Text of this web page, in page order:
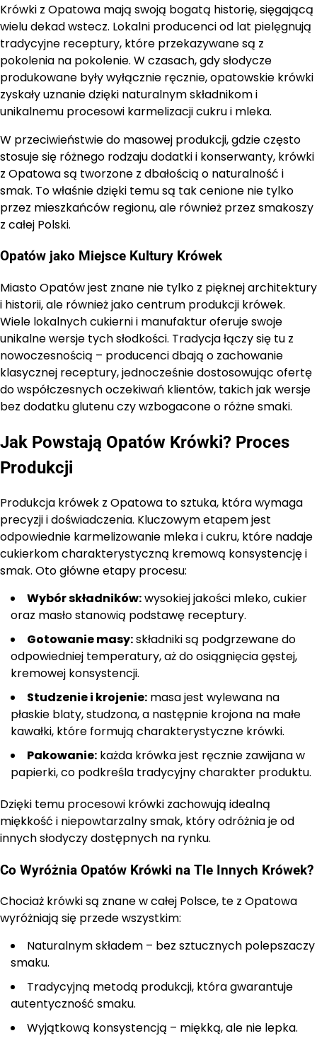
Krówki z Opatowa mają swoją bogatą historię, sięgającą
wielu dekad wstecz. Lokalni producenci od lat pielęgnują
tradycyjne receptury, które przekazywane są z
pokolenia na pokolenie. W czasach, gdy słodycze
produkowane były wyłącznie ręcznie, opatowskie krówki
zyskały uznanie dzięki naturalnym składnikom i
unikalnemu procesowi karmelizacji cukru i mleka.
W przeciwieństwie do masowej produkcji, gdzie często
stosuje się różnego rodzaju dodatki i konserwanty, krówki
z Opatowa są tworzone z dbałością o naturalność i
smak. To właśnie dzięki temu są tak cenione nie tylko
przez mieszkańców regionu, ale również przez smakoszy
z całej Polski.
Opatów jako Miejsce Kultury Krówek
Miasto Opatów jest znane nie tylko z pięknej architektury
i historii, ale również jako centrum produkcji krówek.
Wiele lokalnych cukierni i manufaktur oferuje swoje
unikalne wersje tych słodkości. Tradycja łączy się tu z
nowoczesnością – producenci dbają o zachowanie
klasycznej receptury, jednocześnie dostosowując ofertę
do współczesnych oczekiwań klientów, takich jak wersje
bez dodatku glutenu czy wzbogacone o różne smaki.
Jak Powstają Opatów Krówki? Proces
Produkcji
Produkcja krówek z Opatowa to sztuka, która wymaga
precyzji i doświadczenia. Kluczowym etapem jest
odpowiednie karmelizowanie mleka i cukru, które nadaje
cukierkom charakterystyczną kremową konsystencję i
smak. Oto główne etapy procesu:
Wybór składników:wysokiej jakości mleko, cukier
oraz masło stanowią podstawę receptury.
Gotowanie masy:składniki są podgrzewane do
odpowiedniej temperatury, aż do osiągnięcia gęstej,
kremowej konsystencji.
Studzenie i krojenie: masa jest wylewana na
płaskie blaty, studzona, a następnie krojona na małe
kawałki, które formują charakterystyczne krówki.
Pakowanie: każda krówka jest ręcznie zawijana w
papierki, co podkreśla tradycyjny charakter produktu.
Dzięki temu procesowi krówki zachowują idealną
miękkość i niepowtarzalny smak, który odróżnia je od
innych słodyczy dostępnych na rynku.
Co Wyróżnia Opatów Krówki na Tle Innych Krówek?
Chociaż krówki są znane w całej Polsce, te z Opatowa
wyróżniają się przede wszystkim:
Naturalnym składem – bez sztucznych polepszaczy
smaku.
Tradycyjną metodą produkcji, która gwarantuje
autentyczność smaku.
Wyjątkową konsystencją – miękką, ale nie lepka.